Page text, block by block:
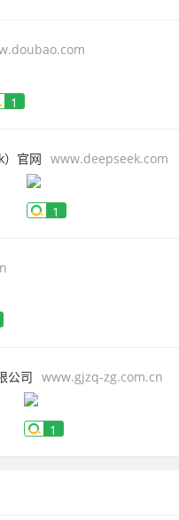
1
）官网 www.deepseek.com
1
公司 www.gjzq-zg.com.cn
1